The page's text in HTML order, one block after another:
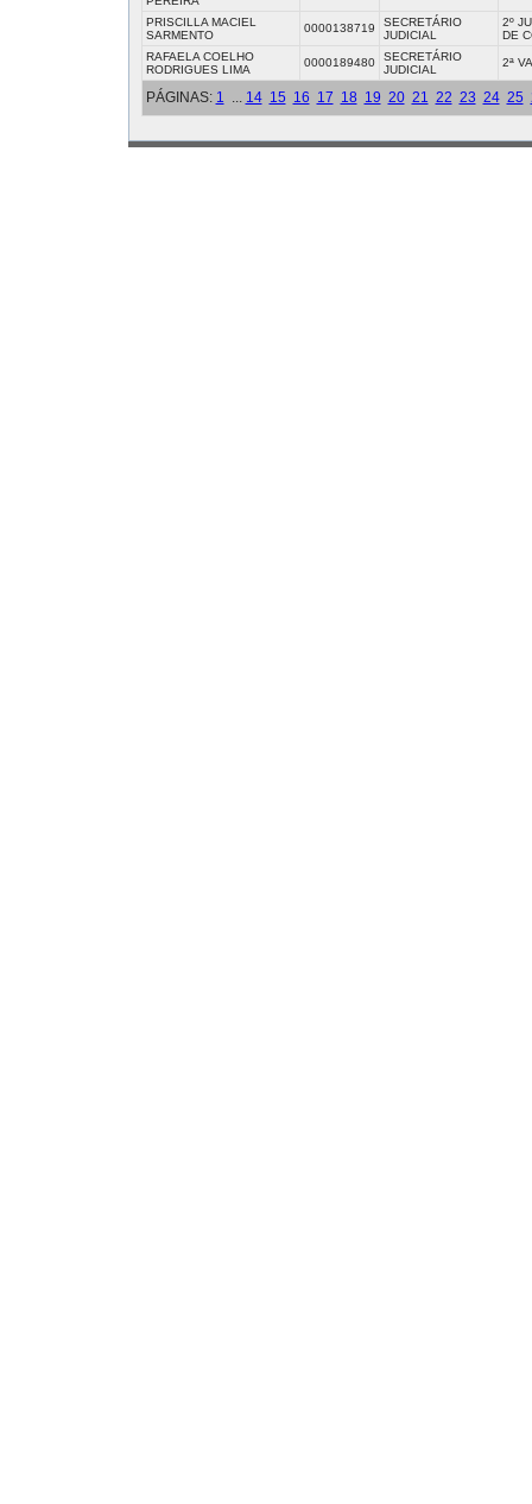
PRISCILLA MACIEL
SARMENTO
0000138719
SECRETÁRIO
JUDICIAL
2º
DE
RAFAELA COELHO
RODRIGUES LIMA
0000189480
SECRETÁRIO
JUDICIAL
2ª
PÁGINAS: 1 ... 14 15 16 17 18 19 20 21 22 23 24 25